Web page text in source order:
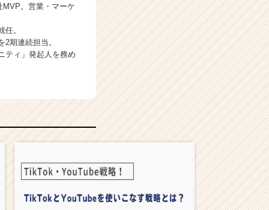
MVP。営業・マーケ
。
期連続担当。
ティ」発起人を務め